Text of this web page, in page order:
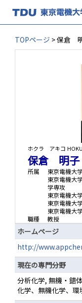
TOPページ > 保倉
ホクラ アキコ
保倉 明子
所属
東京電機大
東京電機大
学専攻
東京電機大
東京電機大
東京電機大
職種
教授
ホームページ
http://
現在の専門分野
分析化学, 無機・錯
化学、無機化学、環